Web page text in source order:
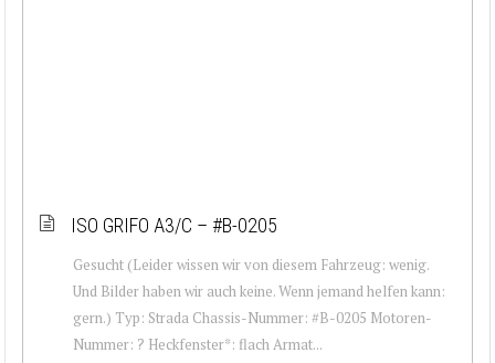
ISO GRIFO A3/C – #B-0205
Gesucht (Leider wissen wir von diesem Fahrzeug: wenig.
Und Bilder haben wir auch keine. Wenn jemand helfen kann:
gern.) Typ: Strada Chassis-Nummer: #B-0205 Motoren-
Nummer: ? Heckfenster*: flach Armat...